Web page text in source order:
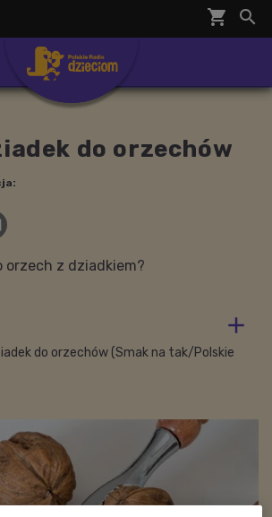
shopping_cart 

do orzechów
orzech z dziadkiem?

do orzechów (Smak na tak/Polskie